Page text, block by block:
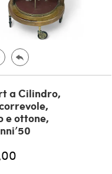
a Cilindro,
e ottone,